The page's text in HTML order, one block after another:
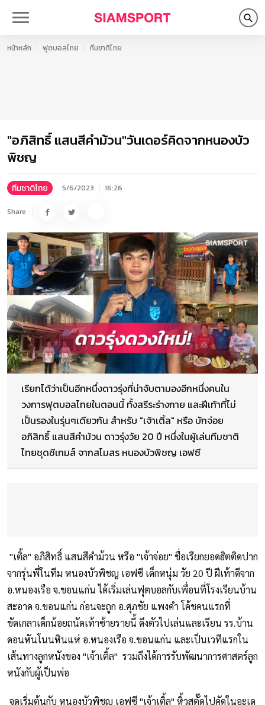
หน้าหลัก ฟุตบอลไทย ทีมชาติไทย
"อภิสิทธิ์ แสนสีคำม้วน"วันเดอร์คิดจากหนองบัว
พิชญ
ทีมชาติไทย 5/6/2023 16:26
Share
เรียกได้ว่าเป็นอีกหนึ่งดาวรุ่งที่น่าจับตามองอีกหนึ่งคนใน
วงการฟุตบอลไทยในตอนนี้ ทั้งสรีระร่างกาย และฝีเท้าที่ไม่
เป็นรองในรุ่นๆเดียวกัน สำหรับ "เจ้าเติ้ล" หรือ บักจ่อย
อภิสิทธิ์ แสนสีคำม้วน ดาวรุ่งวัย 20 ปี หนึ่งในผู้เล่นทีมชาติ
ไทยชุดซีเกมส์ จากสโมสร หนองบัวพิชญ เอฟซี
"เติ้ล" อภิสิทธิ์ แสนสีคำม้วน หรือ "เจ้าจ่อย" ชื่อเรียกยอดฮิตติดปาก
จากรุ่นพี่ในทีม หนองบัวพิชญ เอฟซี เด็กหนุ่ม วัย 20 ปี ฝีเท้าดีจาก
อ.หนองเรือ จ.ขอนแก่น ได้เริ่มเล่นฟุตบอลกับเพื่อนที่โรงเรียนบ้าน
สะอาด จ.ขอนแก่น ก่อนจะถูก อ.ศุภชัย แพงคำ โค้ชคนแรกที่
ขัดเกลาเด็กน้อยถนัดเท้าซ้ายรายนี้ ดึงตัวไปเล่นและเรียน รร.บ้าน
ดอนหันโนนหินแห่ อ.หนองเรือ จ.ขอนแก่น และเป็นเวทีแรกใน
เส้นทางลูกหนังของ "เจ้าเติ้ล" รวมถึงได้การรับพัฒนาการศาสตร์ลูก
หนังกับผู้เป็นพ่อ
จุดเริ่มต้นกับ หนองบัวพิชญ เอฟซี "เจ้าเติ้ล" หิ้วสตั๊ดไปคัดในอะเด